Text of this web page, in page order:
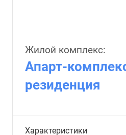
Жилой комплекс:
Апарт-
резиденция
Характеристики